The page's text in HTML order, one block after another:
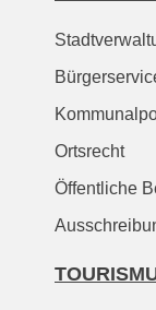
Ortsrecht
Öffentliche